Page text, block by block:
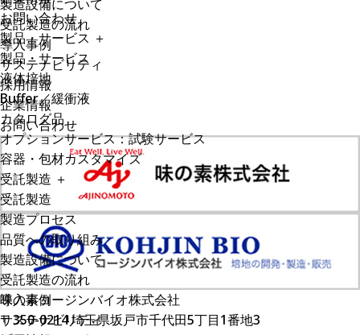
お問い合わせ
製品・サービス ＋
製品・サービス
液体培地
Buffer／緩衝液
カタログ品
オプションサービス：試験サービス
容器・包材カスタマイズ
受託製造 ＋
受託製造
製造プロセス
品質への取り組み
製造設備について
受託製造の流れ
導入事例
サステナビリティ
製造設備について
受託製造の流れ
導入事例
サステナビリティ
採用情報
企業情報
お問い合わせ
味の素コージンバイオ株式会社
〒350-0214 埼玉県坂戸市千代田5丁目1番地3